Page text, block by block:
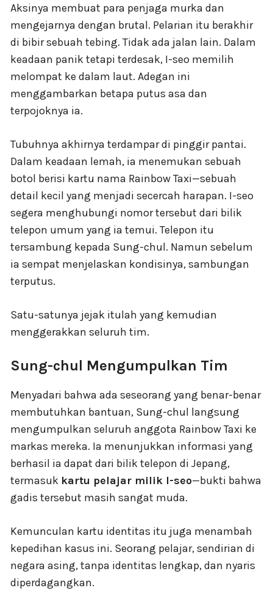
Aksinya membuat para penjaga murka dan
mengejarnya dengan brutal. Pelarian itu berakhir
di bibir sebuah tebing. Tidak ada jalan lain. Dalam
keadaan panik tetapi terdesak, I-seo memilih
melompat ke dalam laut. Adegan ini
menggambarkan betapa putus asa dan
terpojoknya ia.
Tubuhnya akhirnya terdampar di pinggir pantai.
Dalam keadaan lemah, ia menemukan sebuah
botol berisi kartu nama Rainbow Taxi—sebuah
detail kecil yang menjadi secercah harapan. I-seo
segera menghubungi nomor tersebut dari bilik
telepon umum yang ia temui. Telepon itu
tersambung kepada Sung-chul. Namun sebelum
ia sempat menjelaskan kondisinya, sambungan
terputus.
Satu-satunya jejak itulah yang kemudian
menggerakkan seluruh tim.
Sung-chul Mengumpulkan Tim
Menyadari bahwa ada seseorang yang benar-benar
membutuhkan bantuan, Sung-chul langsung
mengumpulkan seluruh anggota Rainbow Taxi ke
markas mereka. Ia menunjukkan informasi yang
berhasil ia dapat dari bilik telepon di Jepang,
termasuk kartu pelajar milik I-seo—bukti bahwa
gadis tersebut masih sangat muda.
Kemunculan kartu identitas itu juga menambah
kepedihan kasus ini. Seorang pelajar, sendirian di
negara asing, tanpa identitas lengkap, dan nyaris
diperdagangkan.